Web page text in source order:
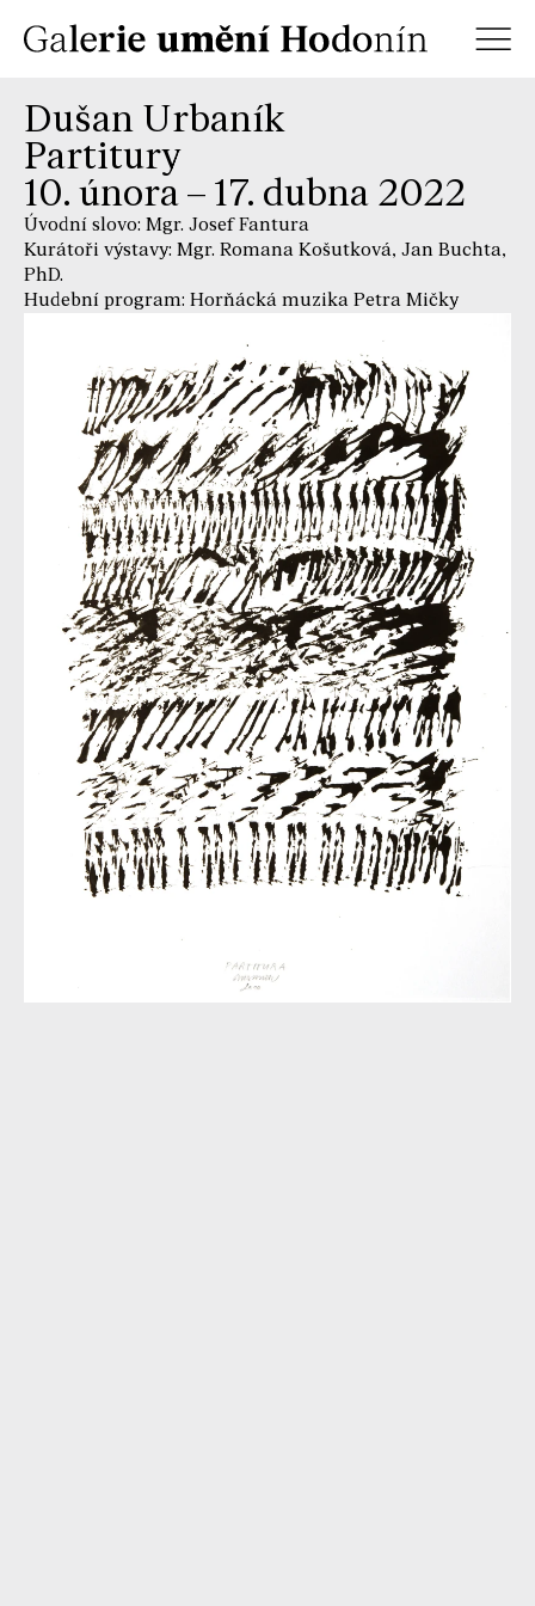
Dušan Urbaník
Partitury
10. února – 17. dubna 2022
Úvodní slovo: Mgr. Josef Fantura
Kurátoři výstavy: Mgr. Romana Košutková, Jan Buchta,
PhD.
Hudební program: Horňácká muzika Petra Mičky